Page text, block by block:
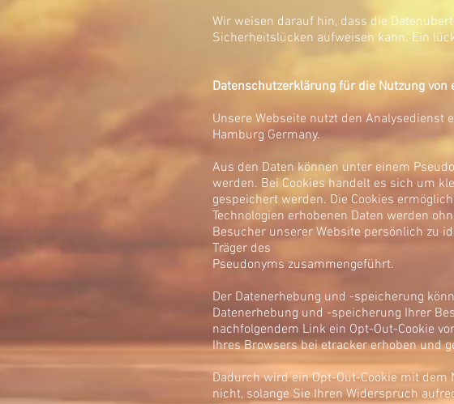
Wir weisen darauf hin, dass die
Sicherheitslücken aufweisen kann. Ein
Datenschutzerklärung für die Nutzung von
Unsere Webseite nutzt den Analysedienst
Hamburg Germany.
Aus den Daten können unter einem
werden. Bei Cookies handelt es sich um
gespeichert werden. Die Cookies
Technologien erhobenen Daten werden
Besucher unserer Website persönlich zu
Träger des
Pseudonyms zusammengeführt.
Der Datenerhebung und -speicherung
Datenerhebung und -speicherung Ihrer
nachfolgendem Link ein Opt-Out-Cookie
Ihres Browsers bei etracker erhoben und
Dadurch wird ein Opt-Out-Cookie mit dem
nicht, solange Sie Ihren Widerspruch